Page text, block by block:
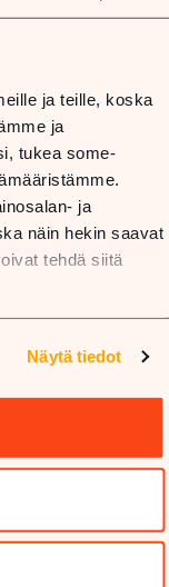
ja teille, koska
ja
tukea some-
ja
näin hekin saavat
tehdä siitä
Näytä tiedot